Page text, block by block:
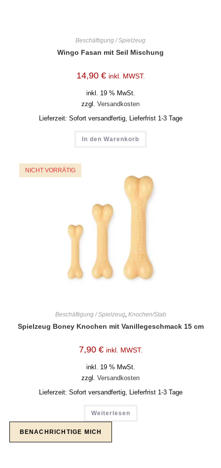
Beschäftigung / Spielzeug
Wingo Fasan mit Seil Mischung
14,90 € inkl. MWST.
inkl. 19 % MwSt.
zzgl. Versandkosten
Lieferzeit: Sofort versandfertig, Lieferfrist 1-3 Tage
In den Warenkorb
NICHT VORRÄTIG
Beschäftigung / Spielzeug, Knochen/Stab
Spielzeug Boney Knochen mit Vanillegeschmack 15 cm
7,90 € inkl. MWST.
inkl. 19 % MwSt.
zzgl. Versandkosten
Lieferzeit: Sofort versandfertig, Lieferfrist 1-3 Tage
Weiterlesen